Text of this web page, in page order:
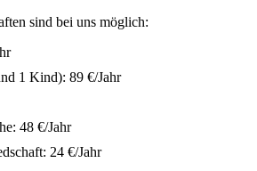
sind bei uns möglich:
1 Kind): 89 €/Jahr
48 €/Jahr
24 €/Jahr